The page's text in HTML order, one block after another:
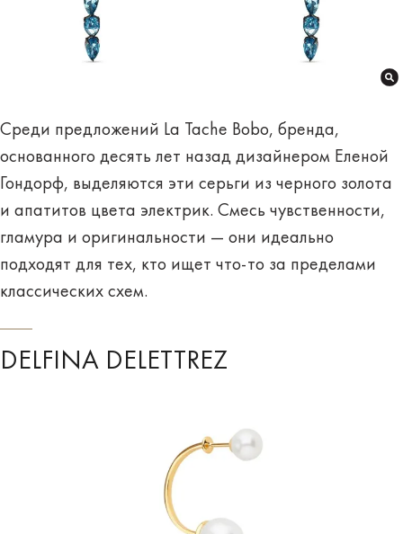
Среди предложений La Tache Bobo, бренда,
основанного десять лет назад дизайнером Еленой
Гондорф, выделяются эти серьги из черного золота
и апатитов цвета электрик. Смесь чувственности,
гламура и оригинальности — они идеально
подходят для тех, кто ищет что-то за пределами
классических схем.
DELFINA DELETTREZ